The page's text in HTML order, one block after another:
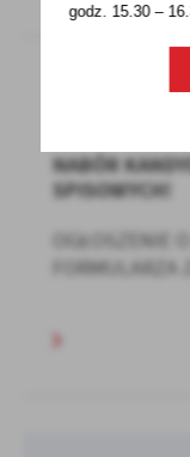
NABÓR
SPISOWYCH!
OGŁOSZENIE
godz. 15.30 –